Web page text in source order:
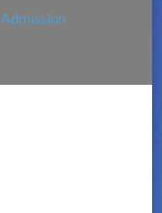
Admission